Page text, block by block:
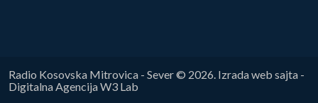
Radio Kosovska Mitrovica - Sever © 2026. Izrada web sajta -
Digitalna Agencija W3 Lab